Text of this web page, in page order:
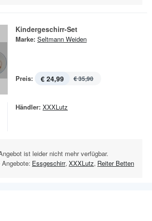
Kindergeschirr-Set
Marke: Seltmann Weiden
Preis: € 24,99 € 35,90
Händler: XXXLutz
ist leider nicht mehr verfügbar.
Essgeschirr, XXXLutz, Reiter Betten